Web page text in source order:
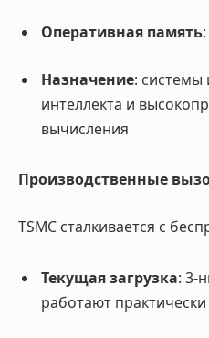
Оперативная память
Назначение: системы
интеллекта и
вычисления
Производственные
TSMC сталкивается с
Текущая загрузка: 3-
работают практически